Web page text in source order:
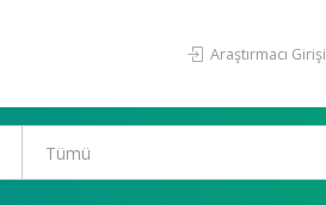
Araştırmacı Girişi